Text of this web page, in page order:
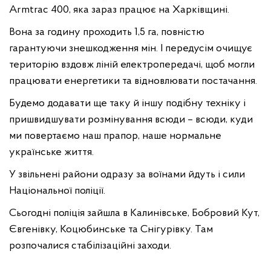
Armtraс 400, яка зараз працює на Харківщині.
Вона за годину проходить 1,5 га, повністю
гарантуючи знешкодження мін. І передусім очищує
територію вздовж ліній електропередачі, щоб могли
працювати енергетики та відновлювати постачання.
Будемо додавати ще таку й іншу подібну техніку і
пришвидшувати розмінування всюди – всюди, куди
ми повертаємо наш прапор, наше нормальне
українське життя.
У звільнені райони одразу за воїнами йдуть і сили
Національної поліції.
Сьогодні поліція зайшла в Калинівське, Бобровий Кут,
Євгенівку, Коцюбинське та Снігурівку. Там
розпочалися стабілізаційні заходи.